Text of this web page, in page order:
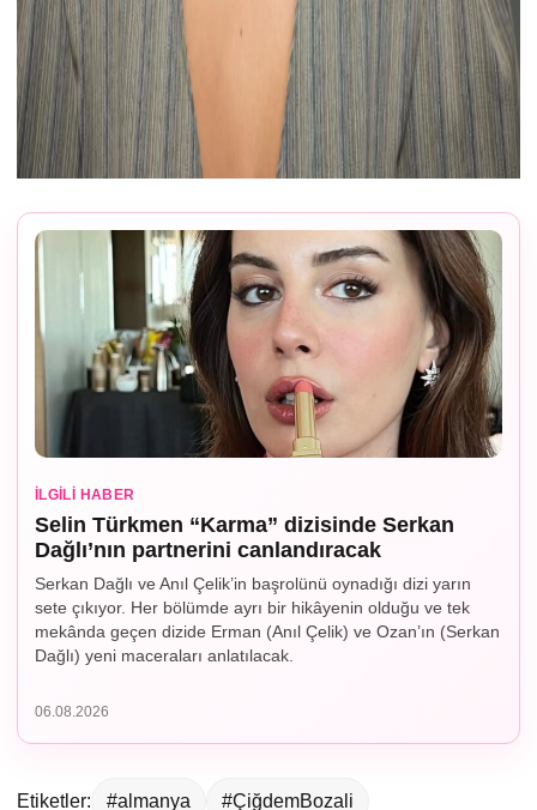
İLGILI HABER
Selin Türkmen “Karma” dizisinde Serkan
Dağlı’nın partnerini canlandıracak
Serkan Dağlı ve Anıl Çelik’in başrolünü oynadığı dizi yarın
sete çıkıyor. Her bölümde ayrı bir hikâyenin olduğu ve tek
mekânda geçen dizide Erman (Anıl Çelik) ve Ozan’ın (Serkan
Dağlı) yeni maceraları anlatılacak.
06.08.2026
Etiketler: #almanya #ÇiğdemBozali